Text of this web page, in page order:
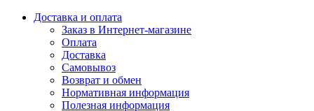
Доставка и оплата
Заказ в Интернет-магазине
Оплата
Доставка
Самовывоз
Возврат и обмен
Нормативная информация
Полезная информация